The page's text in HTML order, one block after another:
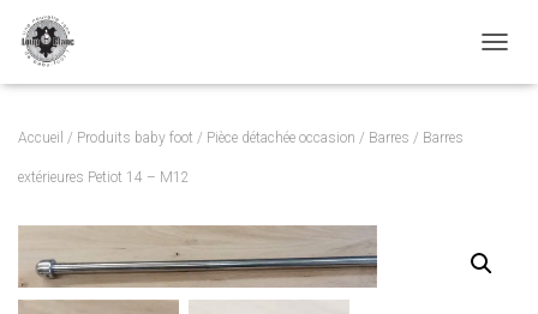
Accueil / Produits baby foot / Pièce détachée occasion / Barres / Barres
extérieures Petiot 14 – M12